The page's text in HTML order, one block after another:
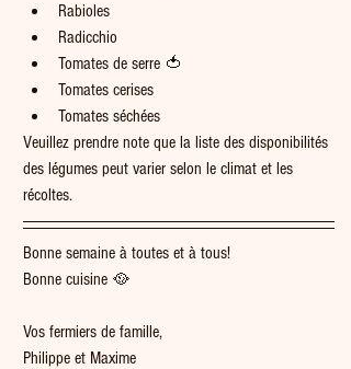
Rabioles
Radicchio
Tomates de serre 🍅
Tomates cerises
Tomates séchées
Veuillez prendre note que la liste des disponibilités
des légumes peut varier selon le climat et les
récoltes.
Bonne semaine à toutes et à tous!
Bonne cuisine 🥘
Vos fermiers de famille,
Philippe et Maxime